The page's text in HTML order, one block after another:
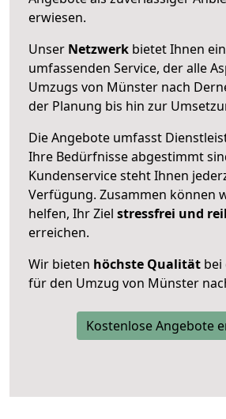
erwiesen.
Unser Netzwerk bietet Ihnen
umfassenden Service, der alle
Umzugs von Münster nach
der Planung bis hin zur
Die Angebote umfasst
Ihre Bedürfnisse abgestimmt
Kundenservice steht Ihnen
Verfügung. Zusammen können
helfen, Ihr Ziel stressfrei und
erreichen.
Wir bieten höchste Qualität bei
für den Umzug von Münster
Kostenlose Angebote